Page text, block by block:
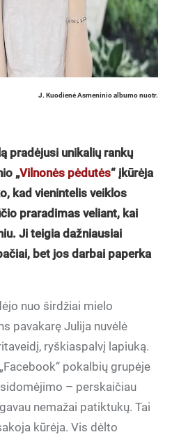
J. Kuodienė Asmeninio albumo nuotr.
pradėjusi unikalių rankų
„Vilnonės pėdutės“ įkūrėja
kad vienintelis veiklos
praradimas veliant, kai
Ji teigia dažniausiai
bet jos darbai paperka
nuo širdžiai mielo
pavakarę Julija nuvėlė
ryškiaspalvį lapiuką.
pokalbių grupėje
– perskaičiau
nemažai patiktukų. Tai
kūrėja. Vis dėlto